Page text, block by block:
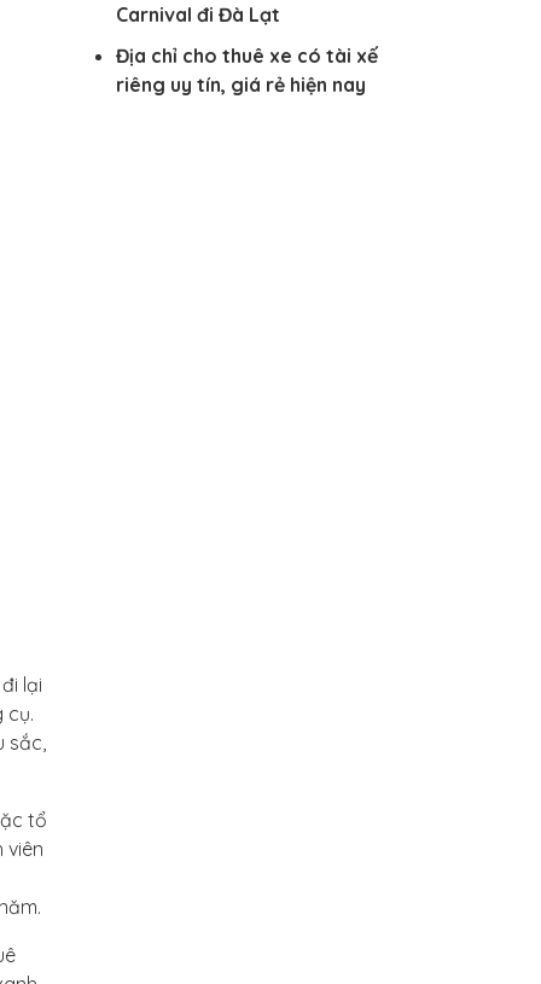
lại
cụ.
sắc,
tổ
viên
Carnival đi Đà Lạt
Địa chỉ cho thuê xe có tài xế
riêng uy tín, giá rẻ hiện nay